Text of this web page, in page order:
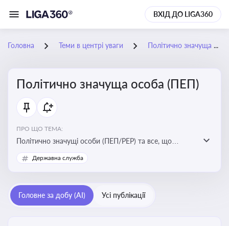
ВХІД ДО LIGA360
Головна Теми в центрі уваги Політично значуща особа (ПЕП)
Політично значуща особа (ПЕП)
ПРО ЩО ТЕМА:
Політично значущі особи (ПЕП/PEP) та все, що
стосується їх статусу
Державна служба
Головне за добу (AI) Усі публікації